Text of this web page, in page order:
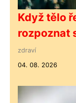
Když tělo
rozpoznat
zdraví
04. 08. 2026